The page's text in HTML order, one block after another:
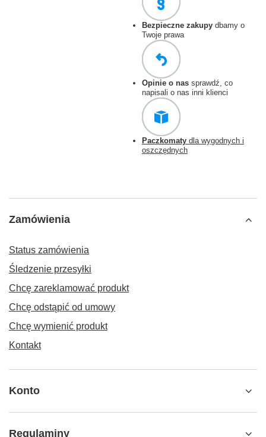
Bezpieczne zakupy dbamy o
Twoje prawa
Opinie o nas sprawdź, co
napisali o nas inni klienci
Paczkomaty dla wygodnych i
oszczędnych
Zamówienia
Status zamówienia
Śledzenie przesyłki
Chcę zareklamować produkt
Chcę odstąpić od umowy
Chcę wymienić produkt
Kontakt
Konto
Regulaminy